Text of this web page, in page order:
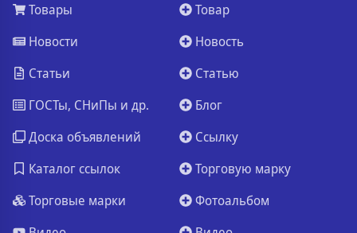
Товары
Новости
Статьи
ГОСТы, СНиПы и др.
Доска объявлений
Каталог ссылок
Торговые марки
Товар
Новость
Статью
Блог
Ссылку
Торговую марку
Фотоальбом